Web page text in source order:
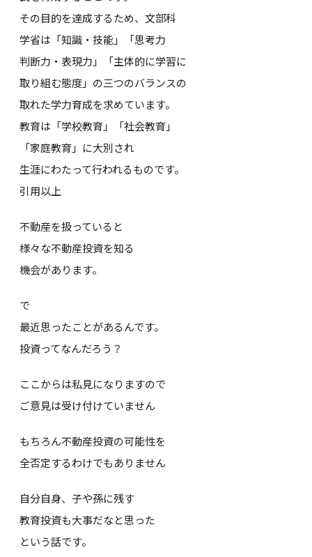
その目的を達成するため、文部科
学省は「知識・技能」「思考力
判断力・表現力」「主体的に学習に
取り組む態度」の三つのバランスの
取れた学力育成を求めています。
教育は「学校教育」「社会教育」
「家庭教育」に大別され
生涯にわたって行われるものです。
引用以上
不動産を扱っていると
様々な不動産投資を知る
機会があります。
で
最近思ったことがあるんです。
投資ってなんだろう？
ここからは私見になりますので
ご意見は受け付けていません
もちろん不動産投資の可能性を
全否定するわけでもありません
自分自身、子や孫に残す
教育投資も大事だなと思った
という話です。